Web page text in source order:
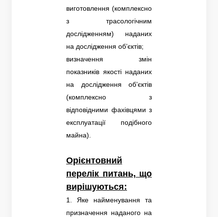
виготовлення (комплексно
з трасологічним
дослідженням) наданих
на дослідження об’єктів;
визначення змін
показників якості наданих
на дослідження об’єктів
(комплексно з
відповідними фахівцями з
експлуатації подібного
майна).
Орієнтовний
перелік питань, що
вирішуються:
1. Яке найменування та
призначення наданого на